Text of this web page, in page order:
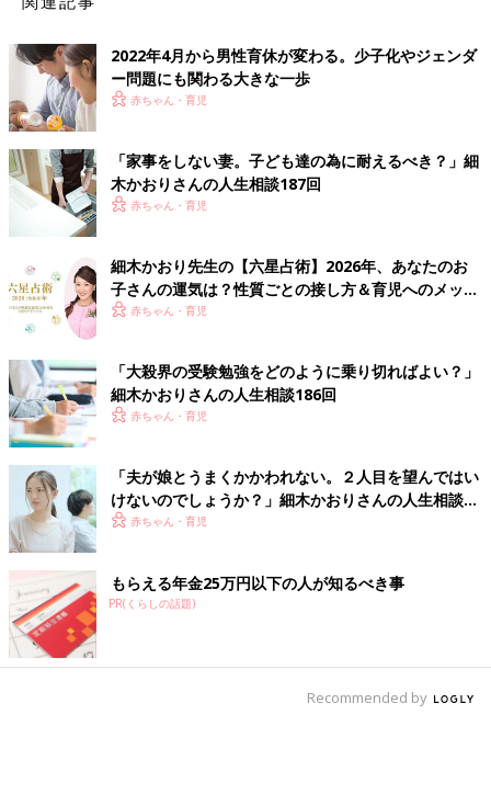
2022年4月から男性育休が変わる。少子化やジェンダ
ー問題にも関わる大きな一歩
赤ちゃん・育児
「家事をしない妻。子ども達の為に耐えるべき？」細
木かおりさんの人生相談187回
赤ちゃん・育児
細木かおり先生の【六星占術】2026年、あなたのお
子さんの運気は？性質ごとの接し方＆育児へのメッセ
ージ赤ちゃん・育児
「大殺界の受験勉強をどのように乗り切ればよい？」
細木かおりさんの人生相談186回
赤ちゃん・育児
「夫が娘とうまくかかわれない。２人目を望んではい
けないのでしょうか？」細木かおりさんの人生相談
183回赤ちゃん・育児
もらえる年金25万円以下の人が知るべき事
PR(くらしの話題)
Recommended by